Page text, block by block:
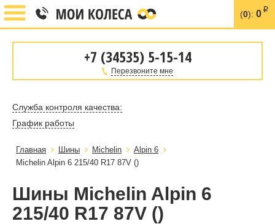
(0): 0 i
+7 (34535) 5-15-14
Перезвоните мне
Служба контроля качества:
График работы
Главная Шины Michelin
Alpin 6
Michelin Alpin 6 215/40 R17 87V ()
Шины Michelin Alpin 6
215/40 R17 87V ()